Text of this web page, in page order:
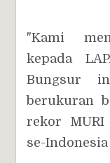
"Kami
kepada
Bungsur
berukuran
rekor MURI
se-